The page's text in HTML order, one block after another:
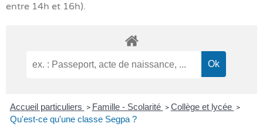
entre 14h et 16h).
Accueil particuliers > Famille - Scolarité > Collège et lycée >
Qu'est-ce qu'une classe Segpa ?